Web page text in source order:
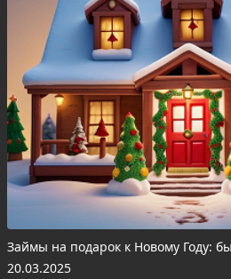
Займы на подарок к Новому Году:
20.03.2025